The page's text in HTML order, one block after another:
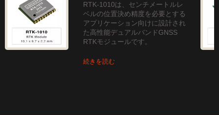
RTK-1010は、センチメートルレ
ベルの位置決め精度を必要とする
アプリケーション向けに設計され
た高性能デュアルバンドGNSS
RTKモジュールです。
続きを読む